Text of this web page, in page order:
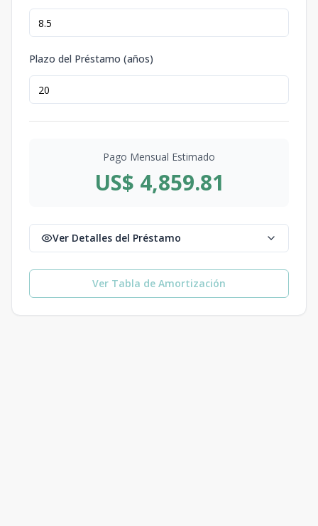
Plazo del Préstamo (años)
Pago Mensual Estimado
US$ 4,859.81
Ver Detalles del Préstamo
Ver Tabla de Amortización